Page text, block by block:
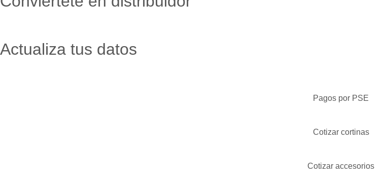
Actualiza tus datos
Pagos por PSE
Cotizar cortinas
Cotizar accesorios